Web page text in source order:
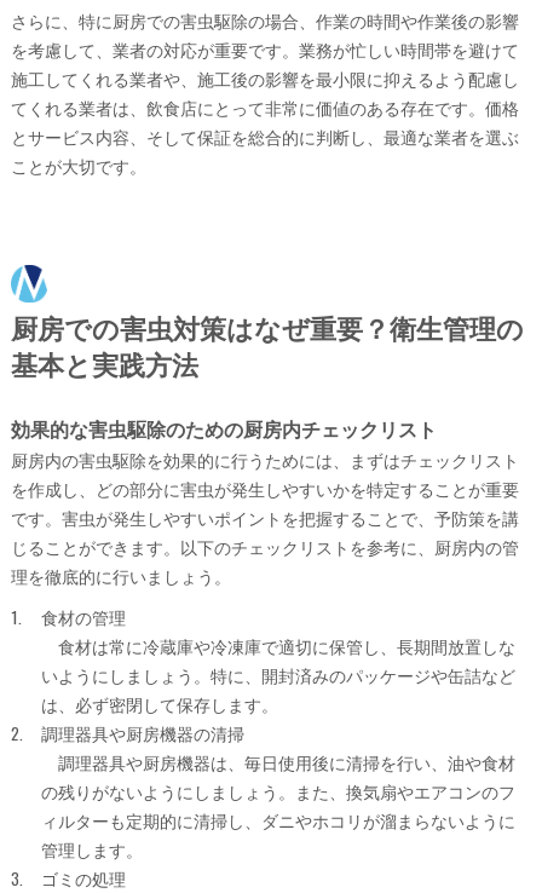
さらに、特に厨房での害虫駆除の場合、作業の時間や作業後の影響
を考慮して、業者の対応が重要です。業務が忙しい時間帯を避けて
施工してくれる業者や、施工後の影響を最小限に抑えるよう配慮し
てくれる業者は、飲食店にとって非常に価値のある存在です。価格
とサービス内容、そして保証を総合的に判断し、最適な業者を選ぶ
ことが大切です。
厨房での害虫対策はなぜ重要？衛生管理の
基本と実践方法
効果的な害虫駆除のための厨房内チェックリスト
厨房内の害虫駆除を効果的に行うためには、まずはチェックリスト
を作成し、どの部分に害虫が発生しやすいかを特定することが重要
です。害虫が発生しやすいポイントを把握することで、予防策を講
じることができます。以下のチェックリストを参考に、厨房内の管
理を徹底的に行いましょう。
食材の管理
食材は常に冷蔵庫や冷凍庫で適切に保管し、長期間放置しな
いようにしましょう。特に、開封済みのパッケージや缶詰など
は、必ず密閉して保存します。
調理器具や厨房機器の清掃
調理器具や厨房機器は、毎日使用後に清掃を行い、油や食材
の残りがないようにしましょう。また、換気扇やエアコンのフ
ィルターも定期的に清掃し、ダニやホコリが溜まらないように
管理します。
ゴミの処理